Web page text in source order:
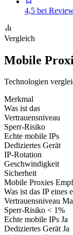
4,5 bei
Vergleich
Mobile
Technologien
Merkmal
Was ist das
Vertrauensniveau
Sperr-Risiko
Echte mobile IPs
Dediziertes Gerät
IP-Rotation
Geschwindigkeit
Sicherheit
Mobile Proxies
Was ist das IP eines
Vertrauensniveau
Sperr-Risiko < 1%
Echte mobile IPs Ja
Dediziertes GerätJa